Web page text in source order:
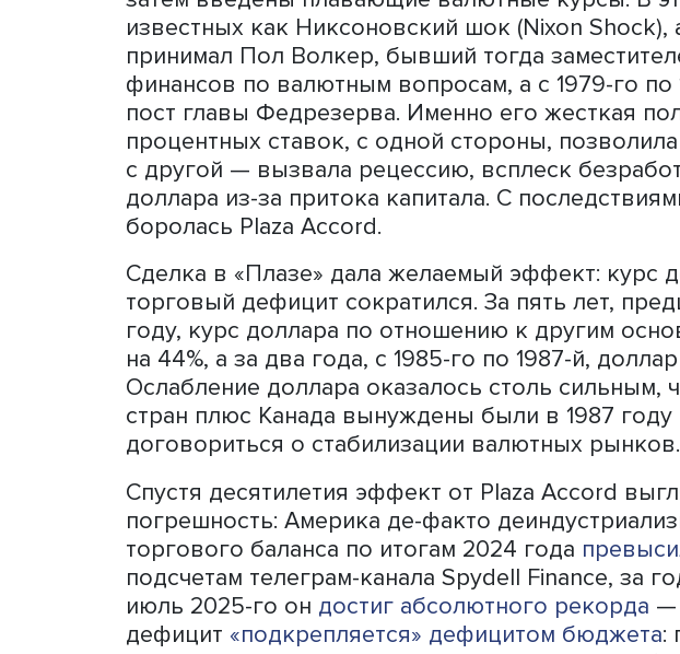
Но вернёмся в «Плазу». Там сорок лет
заключили сделку, вошедшую в историю
участницы взяли на себя добровольное
девальвировать доллар, чтобы
создать более комфортные условия для
Для этого проводились массированные
Падение доллара и крах Японии
Профессор Harvard Kennedy School
30-летию Plaza Accordотмечал, что «это
радикальная политическая инициатива
тех пор, как Ричард Никсон в 1973 году
валюты». Напомним, речь идет о
системы, когда сначала была отменена
затем введены плавающие валютные
известных как Никсоновский шок (Nixon
принимал Пол Волкер, бывший тогда
финансов по валютным вопросам, а с
пост главы Федрезерва. Именно его